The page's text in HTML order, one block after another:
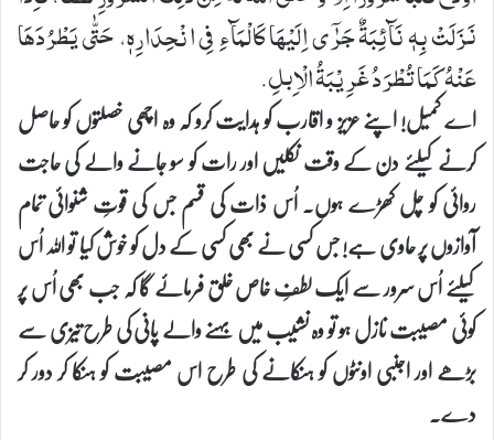
نَزَلَتْ بِهٖ نَآئِبَةٌ جَرٰۤى اِلَیْهَا كَالْمَآءِ فِی انْحِدَارِهٖ، حَتّٰى یَطْرُدَهَا
عَنْهُ كَمَا تُطْرَدُ غَرِیْبَةُ الْاِبلِ.
اے کمیل! اپنے عزیز و اقارب کو ہدایت کرو کہ وہ اچھی خصلتوں کو حاصل
کرنے کیلئے دن کے وقت نکلیں اور رات کو سو جانے والے کی حاجت
روائی کو چل کھڑے ہوں۔ اُس ذات کی قسم جس کی قوتِ شنوائی تمام
آوازوں پر حاوی ہے! جس کسی نے بھی کسی کے دل کو خوش کیا تو اللہ اُس
کیلئے اُس سرور سے ایک لطفِ خاص خلق فرمائے گا کہ جب بھی اُس پر
کوئی مصیبت نازل ہو تو وہ نشیب میں بہنے والے پانی کی طرح تیزی سے
بڑھے اور اجنبی اونٹوں کو ہنکانے کی طرح اس مصیبت کو ہنکا کر دور کر
دے۔